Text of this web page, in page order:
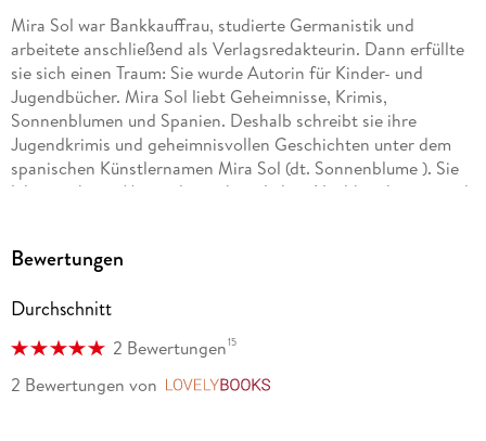
Mira Sol war Bankkauffrau, studierte Germanistik und
arbeitete anschließend als Verlagsredakteurin. Dann erfüllte
sie sich einen Traum: Sie wurde Autorin für Kinder- und
Jugendbücher. Mira Sol liebt Geheimnisse, Krimis,
Sonnenblumen und Spanien. Deshalb schreibt sie ihre
Jugendkrimis und geheimnisvollen Geschichten unter dem
spanischen Künstlernamen Mira Sol (dt. Sonnenblume ). Sie
lebt mit ihrem Mann, drei anhänglichen Nachbarskatzen und
Bewertungen
Durchschnitt
2 Bewertungen15
2 Bewertungen von